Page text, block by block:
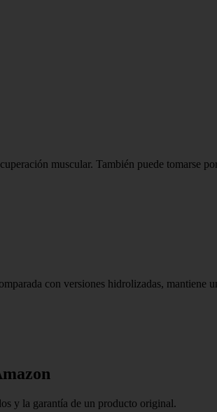
muscular. También puede tomarse
con versiones hidrolizadas, mantiene
y la garantía de un producto original.